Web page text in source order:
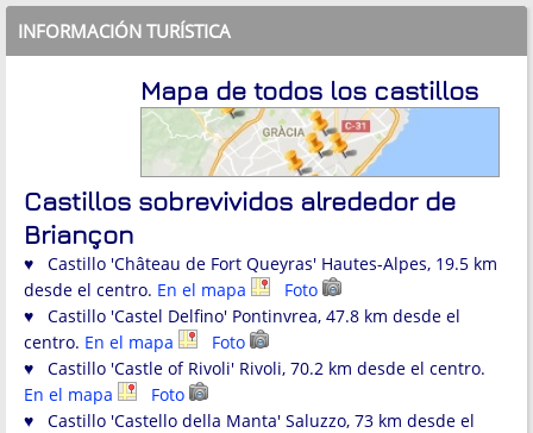
INFORMACIÓN TURÍSTICA
Mapa de todos los castillos
Castillos sobrevividos alrededor de
Briançon
♥ Castillo 'Château de Fort Queyras' Hautes-Alpes, 19.5 km
desde el centro. En el mapa
Foto
♥ Castillo 'Castel Delfino' Pontinvrea, 47.8 km desde el
centro. En el mapa
Foto
♥ Castillo 'Castle of Rivoli' Rivoli, 70.2 km desde el centro.
En el mapa
Foto
♥ Castillo 'Castello della Manta' Saluzzo, 73 km desde el